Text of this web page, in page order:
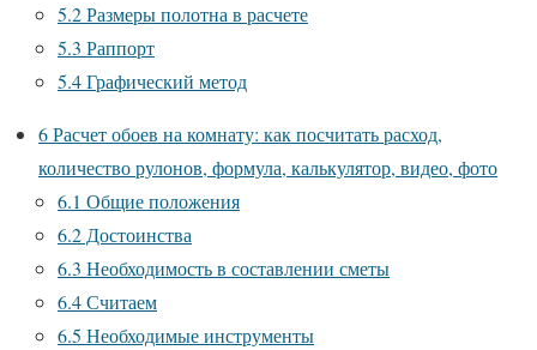
5.2Размеры полотна в расчете
5.3 Раппорт
5.4Графический метод
6Расчет обоев на комнату: как посчитать расход,
количество рулонов, формула, калькулятор, видео, фото
6.1 Общие положения
6.2 Достоинства
6.3 Необходимость в составлении сметы
6.4Считаем
6.5 Необходимые инструменты